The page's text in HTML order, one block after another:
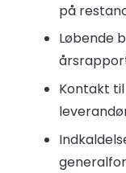
på
Løbende
Kontakt